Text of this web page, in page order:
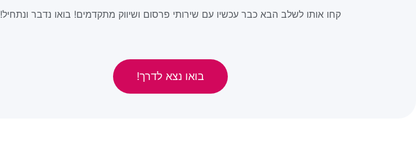
קחו אותו לשלב הבא כבר עכשיו עם שירותי פרסום ושיווק מתקדמים! בואו נדבר ונתחיל!
בואו נצא לדרך!